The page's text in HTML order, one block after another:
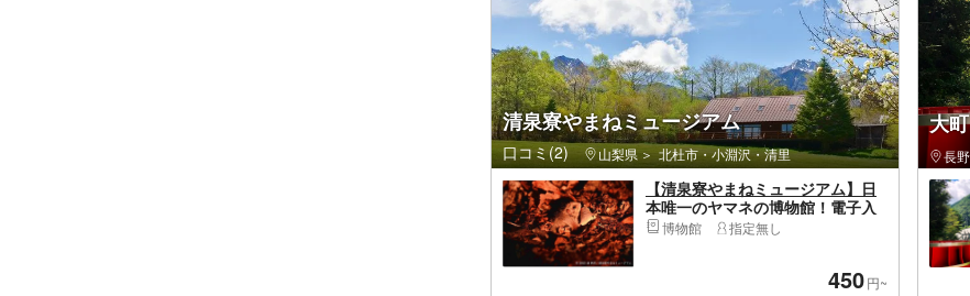
清泉寮やまねミュージアム
口コミ(2) 山梨県 北杜市・小淵沢・清里
【清泉寮やまねミュージアム】日
本唯一のヤマネの博物館！電子入
場チケット（入館＋記念ピンバッ
博物館 指定無し
450円~
大
長